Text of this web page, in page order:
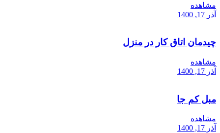
مشاهده
آذر 17, 1400
چیدمان اتاق کار در منزل
مشاهده
آذر 17, 1400
مبل کم جا
مشاهده
آذر 17, 1400